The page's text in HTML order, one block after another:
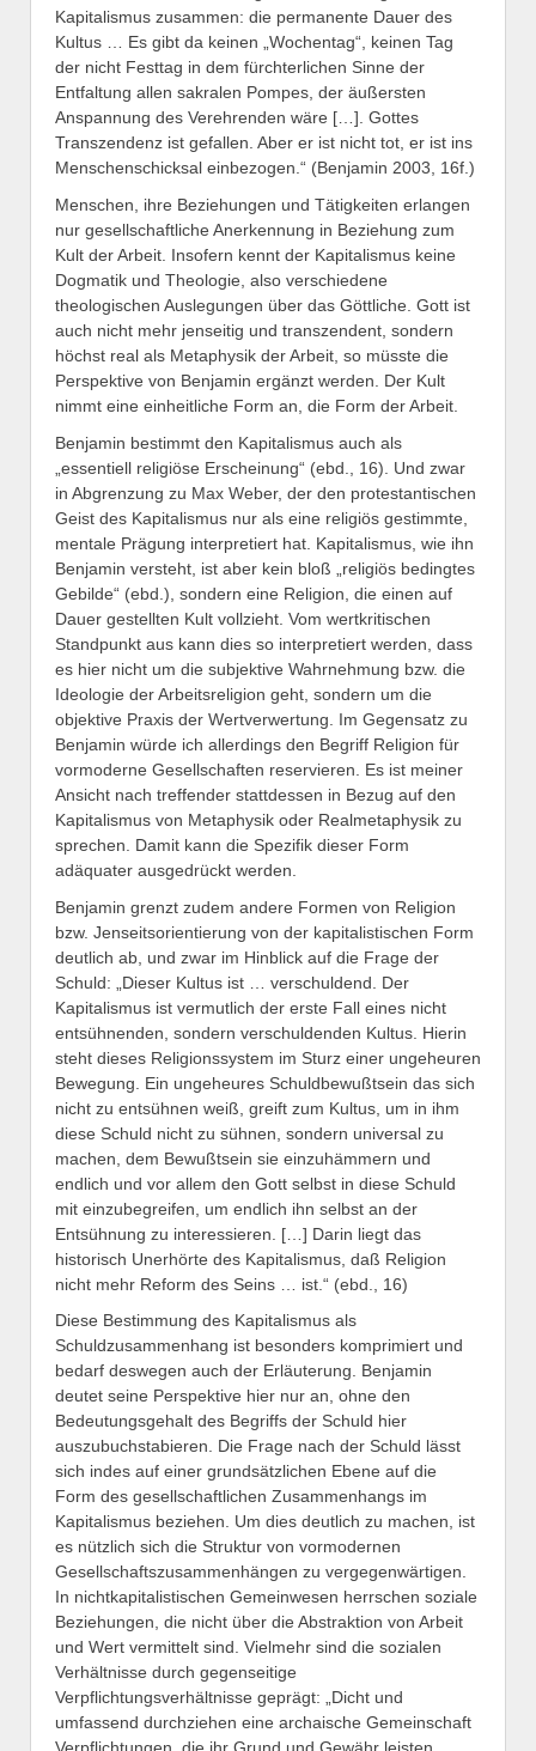
Kapitalismus zusammen: die permanente Dauer des
Kultus … Es gibt da keinen „Wochentag“, keinen Tag
der nicht Festtag in dem fürchterlichen Sinne der
Entfaltung allen sakralen Pompes, der äußersten
Anspannung des Verehrenden wäre […]. Gottes
Transzendenz ist gefallen. Aber er ist nicht tot, er ist ins
Menschenschicksal einbezogen.“ (Benjamin 2003, 16f.)
Menschen, ihre Beziehungen und Tätigkeiten erlangen
nur gesellschaftliche Anerkennung in Beziehung zum
Kult der Arbeit. Insofern kennt der Kapitalismus keine
Dogmatik und Theologie, also verschiedene
theologischen Auslegungen über das Göttliche. Gott ist
auch nicht mehr jenseitig und transzendent, sondern
höchst real als Metaphysik der Arbeit, so müsste die
Perspektive von Benjamin ergänzt werden. Der Kult
nimmt eine einheitliche Form an, die Form der Arbeit.
Benjamin bestimmt den Kapitalismus auch als
„essentiell religiöse Erscheinung“ (ebd., 16). Und zwar
in Abgrenzung zu Max Weber, der den protestantischen
Geist des Kapitalismus nur als eine religiös gestimmte,
mentale Prägung interpretiert hat. Kapitalismus, wie ihn
Benjamin versteht, ist aber kein bloß „religiös bedingtes
Gebilde“ (ebd.), sondern eine Religion, die einen auf
Dauer gestellten Kult vollzieht. Vom wertkritischen
Standpunkt aus kann dies so interpretiert werden, dass
es hier nicht um die subjektive Wahrnehmung bzw. die
Ideologie der Arbeitsreligion geht, sondern um die
objektive Praxis der Wertverwertung. Im Gegensatz zu
Benjamin würde ich allerdings den Begriff Religion für
vormoderne Gesellschaften reservieren. Es ist meiner
Ansicht nach treffender stattdessen in Bezug auf den
Kapitalismus von Metaphysik oder Realmetaphysik zu
sprechen. Damit kann die Spezifik dieser Form
adäquater ausgedrückt werden.
Benjamin grenzt zudem andere Formen von Religion
bzw. Jenseitsorientierung von der kapitalistischen Form
deutlich ab, und zwar im Hinblick auf die Frage der
Schuld: „Dieser Kultus ist … verschuldend. Der
Kapitalismus ist vermutlich der erste Fall eines nicht
entsühnenden, sondern verschuldenden Kultus. Hierin
steht dieses Religionssystem im Sturz einer ungeheuren
Bewegung. Ein ungeheures Schuldbewußtsein das sich
nicht zu entsühnen weiß, greift zum Kultus, um in ihm
diese Schuld nicht zu sühnen, sondern universal zu
machen, dem Bewußtsein sie einzuhämmern und
endlich und vor allem den Gott selbst in diese Schuld
mit einzubegreifen, um endlich ihn selbst an der
Entsühnung zu interessieren. […] Darin liegt das
historisch Unerhörte des Kapitalismus, daß Religion
nicht mehr Reform des Seins … ist.“ (ebd., 16)
Diese Bestimmung des Kapitalismus als
Schuldzusammenhang ist besonders komprimiert und
bedarf deswegen auch der Erläuterung. Benjamin
deutet seine Perspektive hier nur an, ohne den
Bedeutungsgehalt des Begriffs der Schuld hier
auszubuchstabieren. Die Frage nach der Schuld lässt
sich indes auf einer grundsätzlichen Ebene auf die
Form des gesellschaftlichen Zusammenhangs im
Kapitalismus beziehen. Um dies deutlich zu machen, ist
es nützlich sich die Struktur von vormodernen
Gesellschaftszusammenhängen zu vergegenwärtigen.
In nichtkapitalistischen Gemeinwesen herrschen soziale
Beziehungen, die nicht über die Abstraktion von Arbeit
und Wert vermittelt sind. Vielmehr sind die sozialen
Verhältnisse durch gegenseitige
Verpflichtungsverhältnisse geprägt: „Dicht und
umfassend durchziehen eine archaische Gemeinschaft